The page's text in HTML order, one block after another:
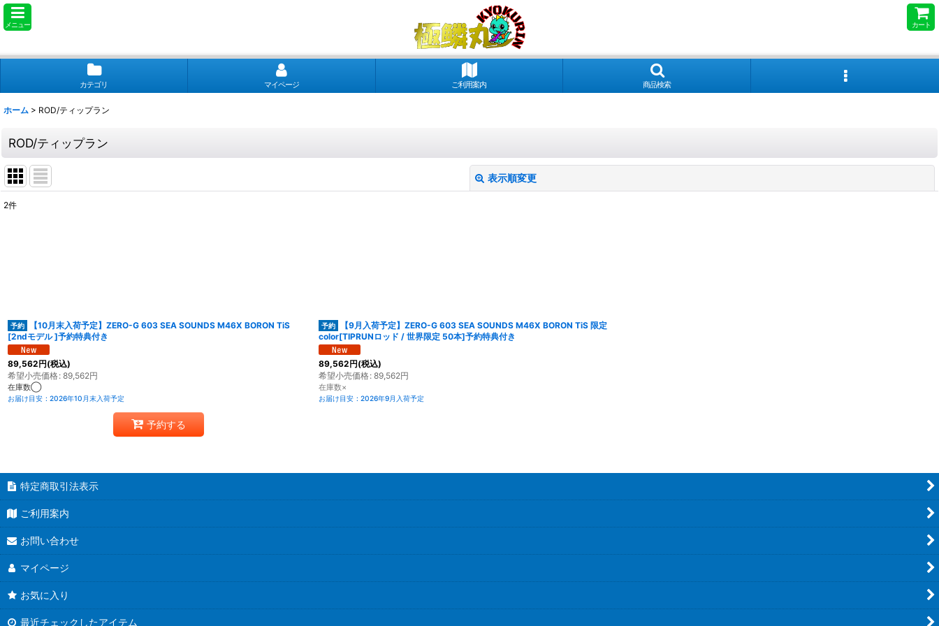
メニュー カート
カテゴリ マイページ ご利用案内 商品検索
ホーム > ROD/ティップラン
ROD/ティップラン
表示順変更
2件
【10月末入荷予定】ZERO-G 603 SEA SOUNDS M46X BORON TiS
[2ndモデル ]予約特典付き
89,562円(税込)
希望小売価格: 89,562円
在庫数◯
お届け目安 : 2026年10月末入荷予定
予約する
【9月入荷予定】ZERO-G 603 SEA SOUNDS M46X BORON TiS 限定
color[TIPRUNロッド / 世界限定 50本]予約特典付き
89,562円(税込)
希望小売価格: 89,562円
在庫数×
お届け目安 : 2026年9月入荷予定
特定商取引法表示
ご利用案内
お問い合わせ
マイページ
お気に入り
最近チェックしたアイテム